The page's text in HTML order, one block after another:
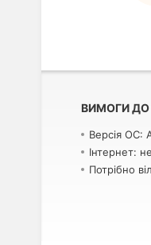
ВИМОГИ ДО
Версія ОС:
Інтернет:
Потрібно